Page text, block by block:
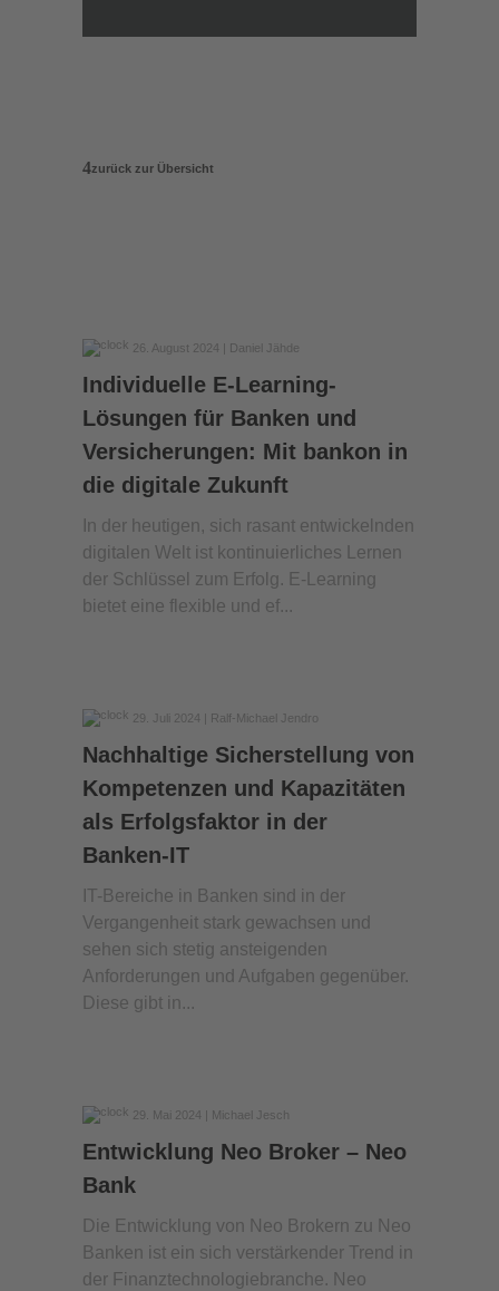
zurück zur Übersicht
26. August 2024 | Daniel Jähde
Individuelle E-Learning-
Lösungen für Banken und
Versicherungen: Mit bankon in
die digitale Zukunft
In der heutigen, sich rasant entwickelnden
digitalen Welt ist kontinuierliches Lernen
der Schlüssel zum Erfolg. E-Learning
bietet eine flexible und ef...
29. Juli 2024 | Ralf-Michael Jendro
Nachhaltige Sicherstellung von
Kompetenzen und Kapazitäten
als Erfolgsfaktor in der
Banken-IT
IT-Bereiche in Banken sind in der
Vergangenheit stark gewachsen und
sehen sich stetig ansteigenden
Anforderungen und Aufgaben gegenüber.
Diese gibt in...
29. Mai 2024 | Michael Jesch
Entwicklung Neo Broker – Neo
Bank
Die Entwicklung von Neo Brokern zu Neo
Banken ist ein sich verstärkender Trend in
der Finanztechnologiebranche. Neo